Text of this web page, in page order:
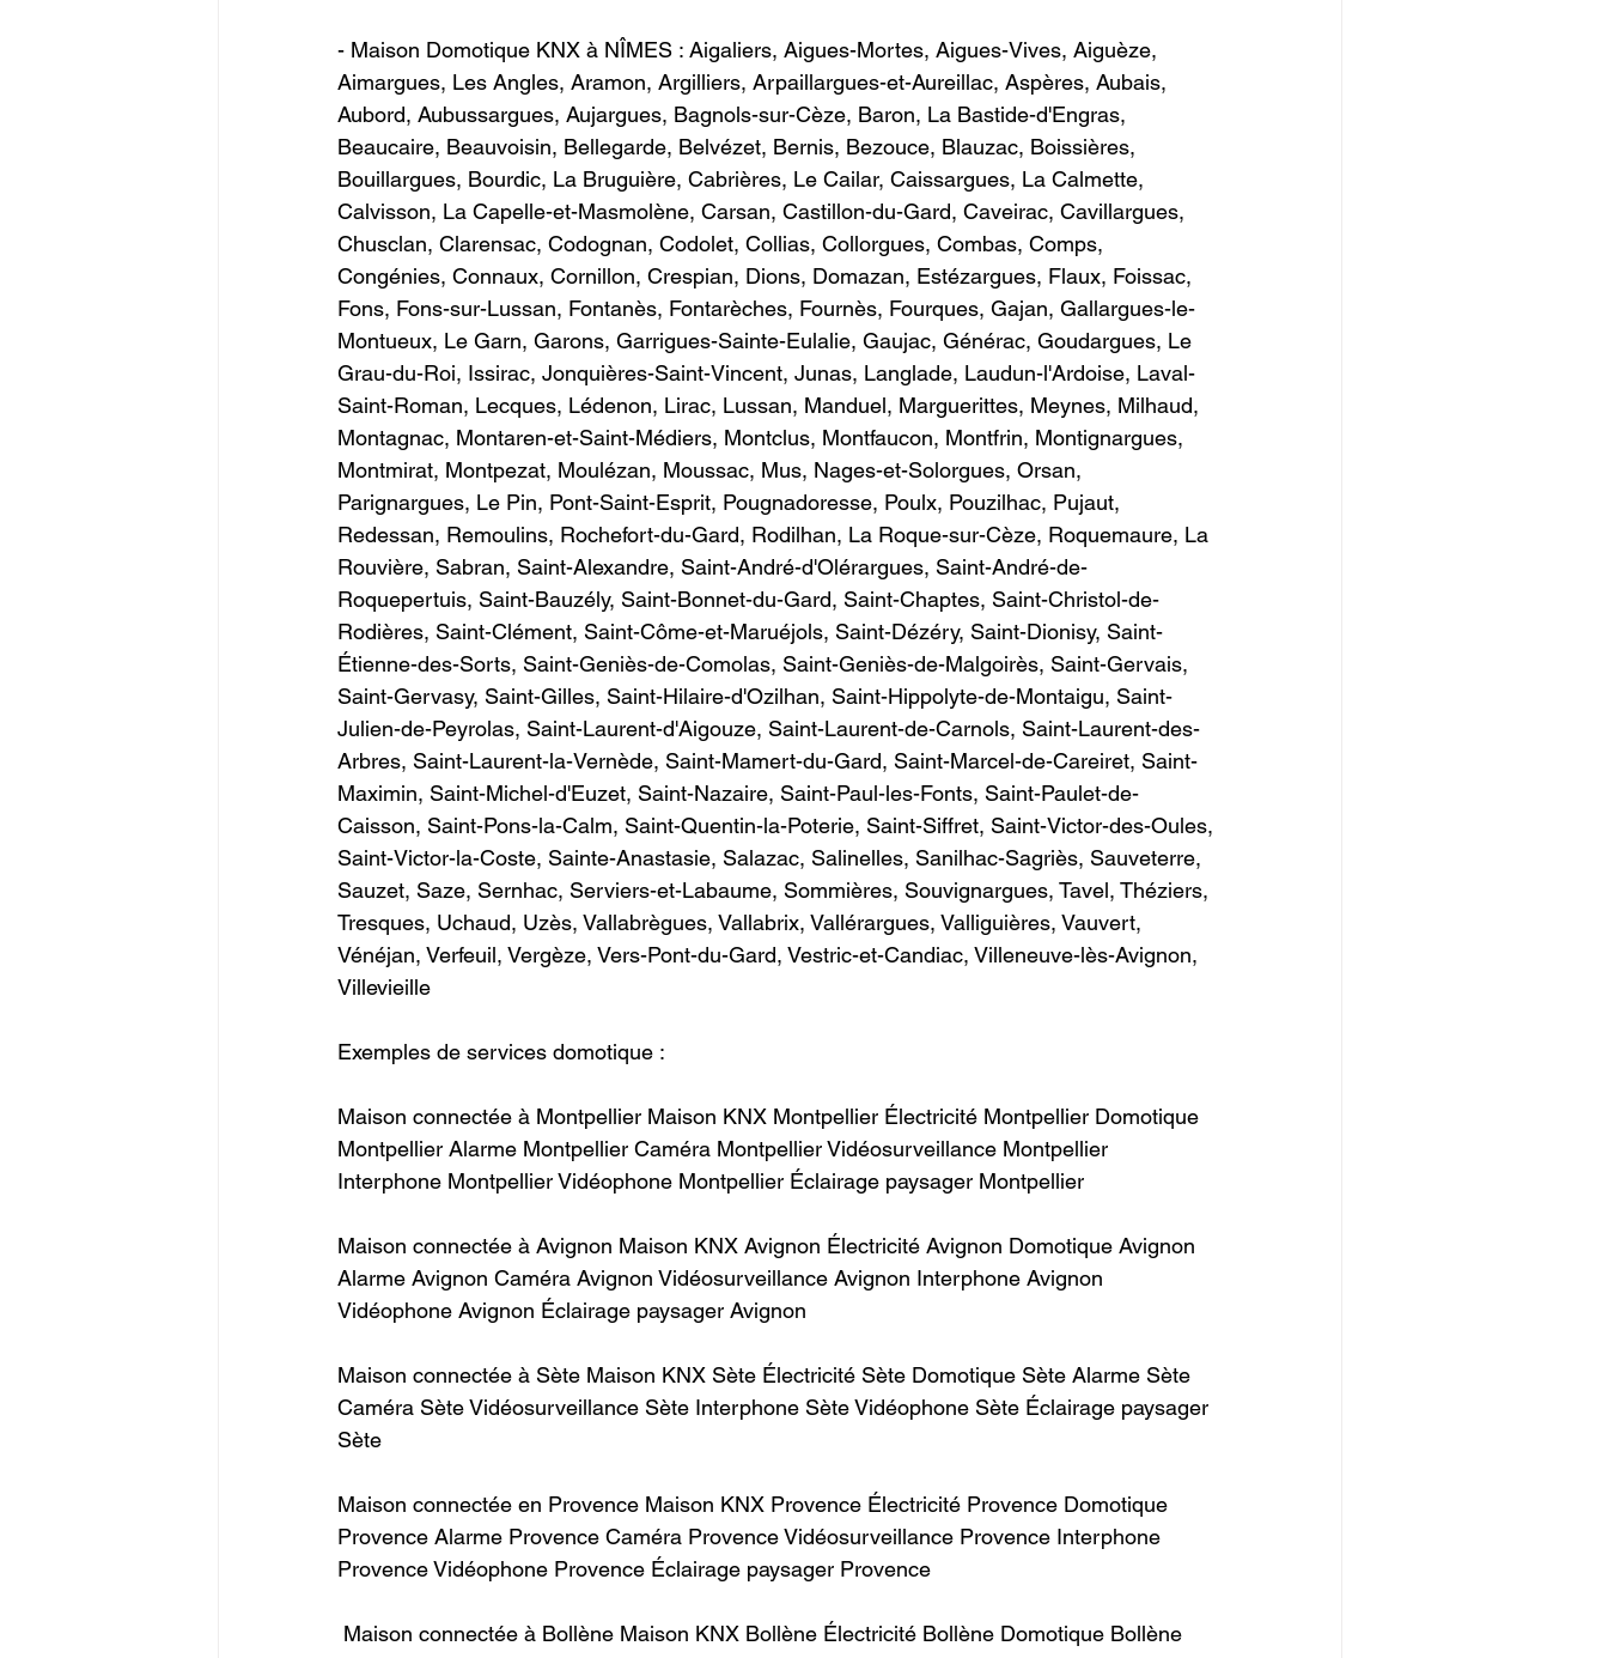
- Maison Domotique KNX à NÎMES : ​Aigaliers, Aigues-Mortes, Aigues-Vives, Aiguèze,
Aimargues, Les Angles, Aramon, Argilliers, Arpaillargues-et-Aureillac, Aspères, Aubais,
Aubord, Aubussargues, Aujargues, Bagnols-sur-Cèze, Baron, La Bastide-d'Engras,
Beaucaire, Beauvoisin, Bellegarde, Belvézet, Bernis, Bezouce, Blauzac, Boissières,
Bouillargues, Bourdic, La Bruguière, Cabrières, Le Cailar, Caissargues, La Calmette,
Calvisson, La Capelle-et-Masmolène, Carsan, Castillon-du-Gard, Caveirac, Cavillargues,
Chusclan, Clarensac, Codognan, Codolet, Collias, Collorgues, Combas, Comps,
Congénies, Connaux, Cornillon, Crespian, Dions, Domazan, Estézargues, Flaux, Foissac,
Fons, Fons-sur-Lussan, Fontanès, Fontarèches, Fournès, Fourques, Gajan, Gallargues-le-
Montueux, Le Garn, Garons, Garrigues-Sainte-Eulalie, Gaujac, Générac, Goudargues, Le
Grau-du-Roi, Issirac, Jonquières-Saint-Vincent, Junas, Langlade, Laudun-l'Ardoise, Laval-
Saint-Roman, Lecques, Lédenon, Lirac, Lussan, Manduel, Marguerittes, Meynes, Milhaud,
Montagnac, Montaren-et-Saint-Médiers, Montclus, Montfaucon, Montfrin, Montignargues,
Montmirat, Montpezat, Moulézan, Moussac, Mus, Nages-et-Solorgues, Orsan,
Parignargues, Le Pin, Pont-Saint-Esprit, Pougnadoresse, Poulx, Pouzilhac, Pujaut,
Redessan, Remoulins, Rochefort-du-Gard, Rodilhan, La Roque-sur-Cèze, Roquemaure, La
Rouvière, Sabran, Saint-Alexandre, Saint-André-d'Olérargues, Saint-André-de-
Roquepertuis, Saint-Bauzély, Saint-Bonnet-du-Gard, Saint-Chaptes, Saint-Christol-de-
Rodières, Saint-Clément, Saint-Côme-et-Maruéjols, Saint-Dézéry, Saint-Dionisy, Saint-
Étienne-des-Sorts, Saint-Geniès-de-Comolas, Saint-Geniès-de-Malgoirès, Saint-Gervais,
Saint-Gervasy, Saint-Gilles, Saint-Hilaire-d'Ozilhan, Saint-Hippolyte-de-Montaigu, Saint-
Julien-de-Peyrolas, Saint-Laurent-d'Aigouze, Saint-Laurent-de-Carnols, Saint-Laurent-des-
Arbres, Saint-Laurent-la-Vernède, Saint-Mamert-du-Gard, Saint-Marcel-de-Careiret, Saint-
Maximin, Saint-Michel-d'Euzet, Saint-Nazaire, Saint-Paul-les-Fonts, Saint-Paulet-de-
Caisson, Saint-Pons-la-Calm, Saint-Quentin-la-Poterie, Saint-Siffret, Saint-Victor-des-Oules,
Saint-Victor-la-Coste, Sainte-Anastasie, Salazac, Salinelles, Sanilhac-Sagriès, Sauveterre,
Sauzet, Saze, Sernhac, Serviers-et-Labaume, Sommières, Souvignargues, Tavel, Théziers,
Tresques, Uchaud, Uzès, Vallabrègues, Vallabrix, Vallérargues, Valliguières, Vauvert,
Vénéjan, Verfeuil, Vergèze, Vers-Pont-du-Gard, Vestric-et-Candiac, Villeneuve-lès-Avignon,
Villevieille
Exemples de services domotique :
Maison connectée à Montpellier Maison KNX Montpellier Électricité Montpellier Domotique
Montpellier Alarme Montpellier Caméra Montpellier Vidéosurveillance Montpellier
Interphone Montpellier Vidéophone Montpellier Éclairage paysager Montpellier ​
Maison connectée à Avignon Maison KNX Avignon Électricité Avignon Domotique Avignon
Alarme Avignon Caméra Avignon Vidéosurveillance Avignon Interphone Avignon
Vidéophone Avignon Éclairage paysager Avignon ​
Maison connectée à Sète Maison KNX Sète Électricité Sète Domotique Sète Alarme Sète
Caméra Sète Vidéosurveillance Sète Interphone Sète Vidéophone Sète Éclairage paysager
Sète ​
Maison connectée en Provence Maison KNX Provence Électricité Provence Domotique
Provence Alarme Provence Caméra Provence Vidéosurveillance Provence Interphone
Provence Vidéophone Provence Éclairage paysager Provence​